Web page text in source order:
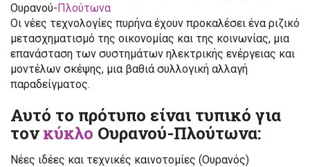
Ουρανού-Πλούτωνα
Οι νέες τεχνολογίες πυρήνα έχουν προκαλέσει ένα ριζικό
μετασχηματισμό της οικονομίας και της κοινωνίας, μια
επανάσταση των συστημάτων ηλεκτρικής ενέργειας και
μοντέλων σκέψης, μια βαθιά συλλογική αλλαγή
παραδείγματος.
Αυτό το πρότυπο είναι τυπικό για
τονκύκλο Ουρανού-Πλούτωνα:
Νέες ιδέες και τεχνικές καινοτομίες (Ουρανός)